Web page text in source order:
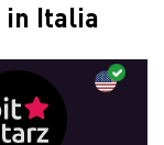
in Italia